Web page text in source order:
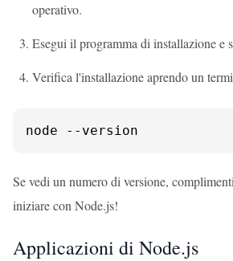
operativo.
Esegui il programma di installazione e
Verifica l'installazione aprendo un
node --version
Se vedi un numero di versione,
iniziare con Node.js!
Applicazioni di Node.js